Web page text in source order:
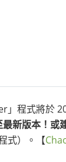
」程式將於
新版本！或
式）。【